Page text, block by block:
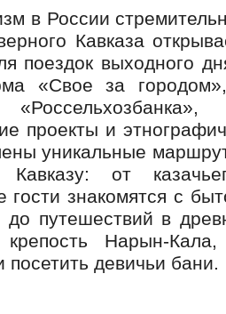
в России
Кавказа
поездок выходного
«Свое за
проекты и
уникальные
от
гости знакомятся с
до путешествий в
Нарын-Кала,
посетить девичьи бани​.